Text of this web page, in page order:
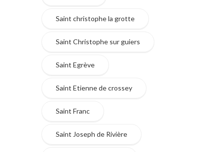
Saint christophe la grotte
Saint Christophe sur guiers
Saint Egrève
Saint Etienne de crossey
Saint Franc
Saint Joseph de Rivière